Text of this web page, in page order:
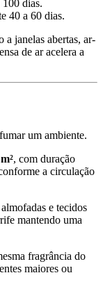
dias.
40 a 60 dias.
janelas abertas, ar-
de ar acelera a
um ambiente.
, com duração
a circulação
e tecidos
mantendo uma
fragrância do
maiores ou